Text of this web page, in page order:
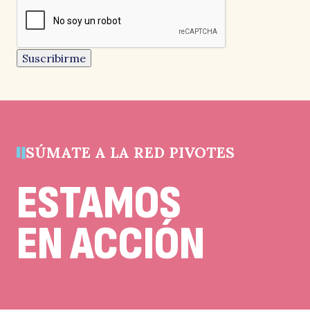
campo
un
campo
de
debe
Suscribirme
SÚMATE A LA RED PIVOTES
ESTAMOS
EN ACCIÓN